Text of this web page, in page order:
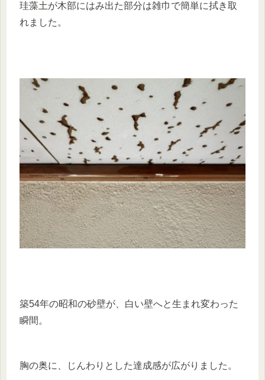
珪藻土が木部にはみ出た部分は雑巾で簡単に拭き取
れました。
築54年の昭和の砂壁が、白い壁へと生まれ変わった
瞬間。
胸の奥に、じんわりとした達成感が広がりました。